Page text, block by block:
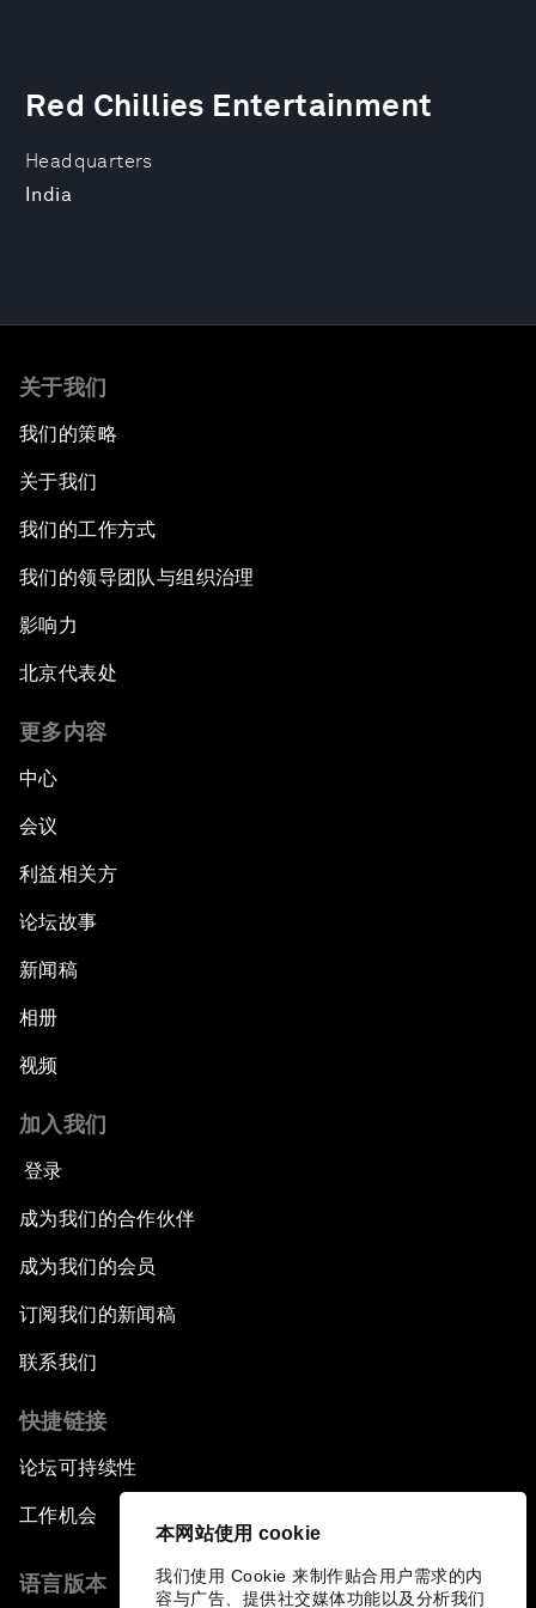
本网站使用 cookie
我们使用 Cookie 来制作贴合用户需求的内
容与广告、提供社交媒体功能以及分析我们
Headquarters
India
Red Chillies Entertainment
关于我们
我们的策略
关于我们
我们的工作方式
我们的领导团队与组织治理
影响力
北京代表处
更多内容
中心
会议
利益相关方
论坛故事
新闻稿
相册
视频
加入我们
登录
成为我们的合作伙伴
成为我们的会员
订阅我们的新闻稿
联系我们
快捷链接
论坛可持续性
工作机会
语言版本